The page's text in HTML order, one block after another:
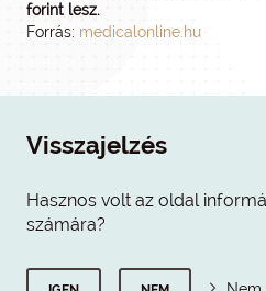
forint lesz.
Forrás: medicalonline.hu
Visszajelzés
Hasznos volt az oldal
számára?